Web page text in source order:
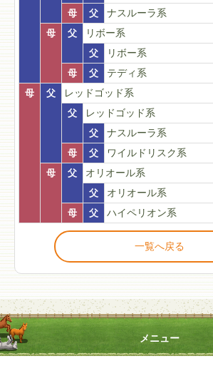
母
父
ナスルーラ系
母
父
リボー系
父
リボー系
母
父
テディ系
母
父
レッドゴッド系
父
レッドゴッド系
父
ナスルーラ系
母
父
ワイルドリスク系
母
父
オリオール系
父
オリオール系
母
父 ハイペリオン系
一覧へ戻る
メニュー